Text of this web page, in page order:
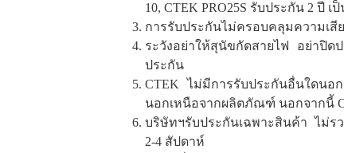
10, CTEK PRO25S รับประกัน 2 ปี
การรับประกันไม่ครอบคลุมความเสี
ระวังอย่าให้สุนัขกัดสายไฟ อย่าปิด
ประกัน
CTEK ไม่มีการรับประกันอื่นใดนอ
นอกเหนือจากผลิตภัณฑ์ นอกจากนี้
บริษัทฯรับประกันเฉพาะสินค้า ไม่ร
2-4 สัปดาห์